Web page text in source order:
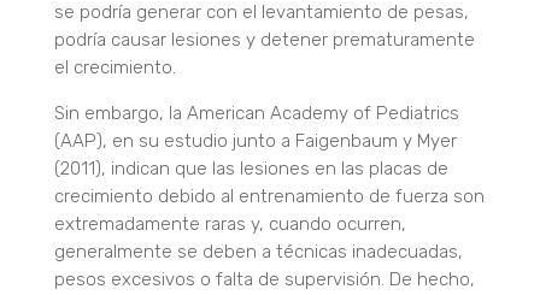
se podría generar con el levantamiento de pesas,
podría causar lesiones y detener prematuramente
el crecimiento.
Sin embargo, la American Academy of Pediatrics
(AAP), en su estudio junto a Faigenbaum y Myer
(2011), indican que las lesiones en las placas de
crecimiento debido al entrenamiento de fuerza son
extremadamente raras y, cuando ocurren,
generalmente se deben a técnicas inadecuadas,
pesos excesivos o falta de supervisión. De hecho,